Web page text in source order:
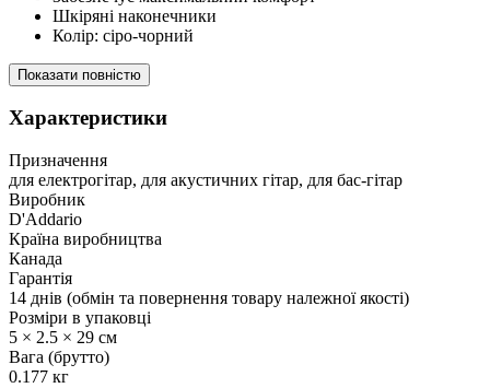
Шкіряні наконечники
Колір: сіро-чорний
Показати повністю
Характеристики
Призначення
для електрогітар, для акустичних гітар, для бас-гітар
Виробник
D'Addario
Країна виробництва
Канада
Гарантія
14 днів (обмін та повернення товару належної якості)
Розміри в упаковці
5 × 2.5 × 29 см
Вага (брутто)
0.177 кг